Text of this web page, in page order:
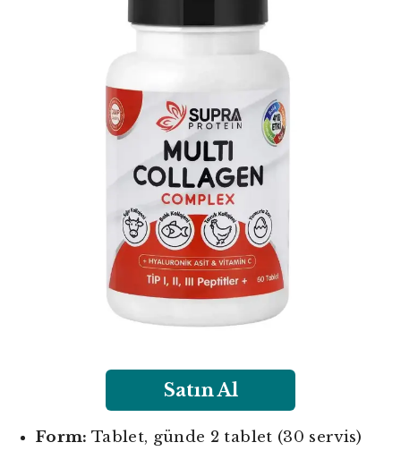
Satın Al
Form: Tablet, günde 2 tablet (30 servis)